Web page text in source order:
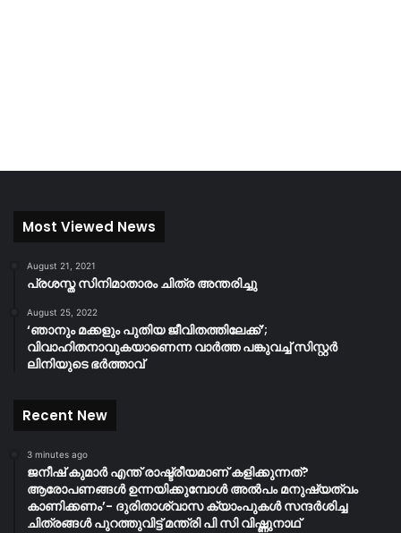
Most Viewed News
August 21, 2021
പ്രശസ്ത സിനിമാതാരം ചിത്ര അന്തരിച്ചു
August 25, 2022
‘ഞാനും മക്കളും പുതിയ ജീവിതത്തിലേക്ക്’;
വിവാഹിതനാവുകയാണെന്ന വാർത്ത പങ്കുവച്ച് സിസ്റ്റർ
ലിനിയുടെ ഭർത്താവ്
Recent New
3 minutes ago
ജനീഷ് കുമാർ എന്ത് രാഷ്ട്രീയമാണ് കളിക്കുന്നത്?
ആരോപണങ്ങൾ ഉന്നയിക്കുമ്പോൾ അൽപം മനുഷ്യത്വം
കാണിക്കണം’- ദുരിതാശ്വാസ ക്യാംപുകള്‍ സന്ദര്‍ശിച്ച
ചിത്രങ്ങള്‍ പുറത്തുവിട്ട് മന്ത്രി പി സി വിഷ്ണുനാഥ്